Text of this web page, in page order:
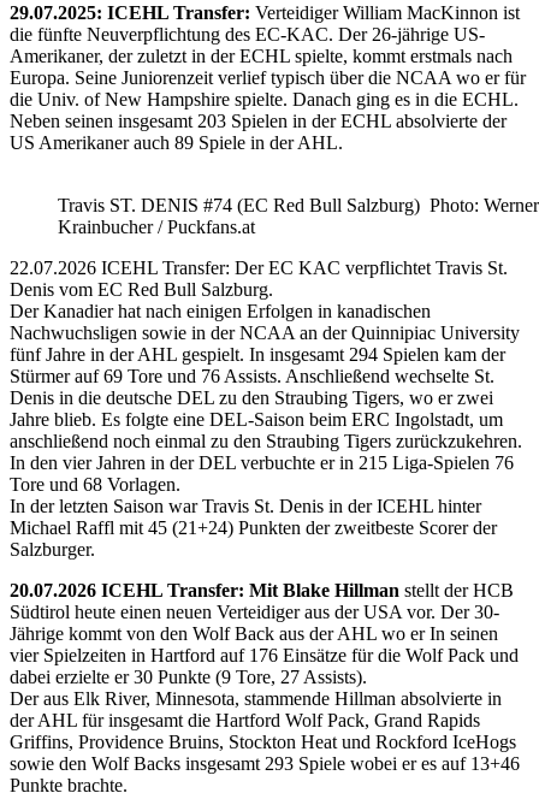
29.07.2025: ICEHL Transfer: Verteidiger William MacKinnon ist
die fünfte Neuverpflichtung des EC-KAC. Der 26-jährige US-
Amerikaner, der zuletzt in der ECHL spielte, kommt erstmals nach
Europa. Seine Juniorenzeit verlief typisch über die NCAA wo er für
die Univ. of New Hampshire spielte. Danach ging es in die ECHL.
Neben seinen insgesamt 203 Spielen in der ECHL absolvierte der
US Amerikaner auch 89 Spiele in der AHL.
Travis ST. DENIS #74 (EC Red Bull Salzburg) Photo: Werner
Krainbucher / Puckfans.at
22.07.2026 ICEHL Transfer: Der EC KAC verpflichtet Travis St.
Denis vom EC Red Bull Salzburg.
Der Kanadier hat nach einigen Erfolgen in kanadischen
Nachwuchsligen sowie in der NCAA an der Quinnipiac University
fünf Jahre in der AHL gespielt. In insgesamt 294 Spielen kam der
Stürmer auf 69 Tore und 76 Assists. Anschließend wechselte St.
Denis in die deutsche DEL zu den Straubing Tigers, wo er zwei
Jahre blieb. Es folgte eine DEL-Saison beim ERC Ingolstadt, um
anschließend noch einmal zu den Straubing Tigers zurückzukehren.
In den vier Jahren in der DEL verbuchte er in 215 Liga-Spielen 76
Tore und 68 Vorlagen.
In der letzten Saison war Travis St. Denis in der ICEHL hinter
Michael Raffl mit 45 (21+24) Punkten der zweitbeste Scorer der
Salzburger.
20.07.2026 ICEHL Transfer: Mit Blake Hillman stellt der HCB
Südtirol heute einen neuen Verteidiger aus der USA vor. Der 30-
Jährige kommt von den Wolf Back aus der AHL wo er In seinen
vier Spielzeiten in Hartford auf 176 Einsätze für die Wolf Pack und
dabei erzielte er 30 Punkte (9 Tore, 27 Assists).
Der aus Elk River, Minnesota, stammende Hillman absolvierte in
der AHL für insgesamt die Hartford Wolf Pack, Grand Rapids
Griffins, Providence Bruins, Stockton Heat und Rockford IceHogs
sowie den Wolf Backs insgesamt 293 Spiele wobei er es auf 13+46
Punkte brachte.